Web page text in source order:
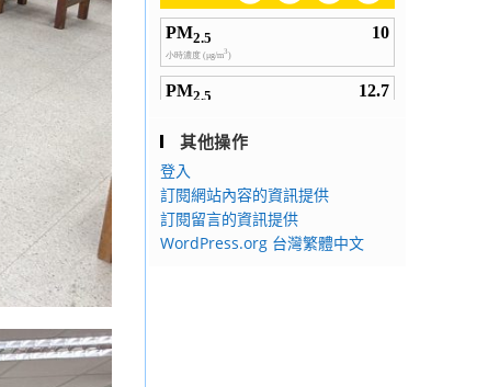
其他操作
登入
訂閱網站內容的資訊提供
訂閱留言的資訊提供
WordPress.org 台灣繁體中文